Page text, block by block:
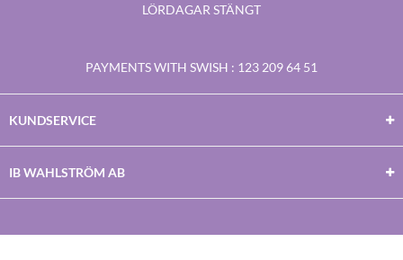
LÖRDAGAR STÄNGT
PAYMENTS WITH SWISH : 123 209 64 51
KUNDSERVICE
IB WAHLSTRÖM AB
Facebook
TwitterYoutubeInstagram